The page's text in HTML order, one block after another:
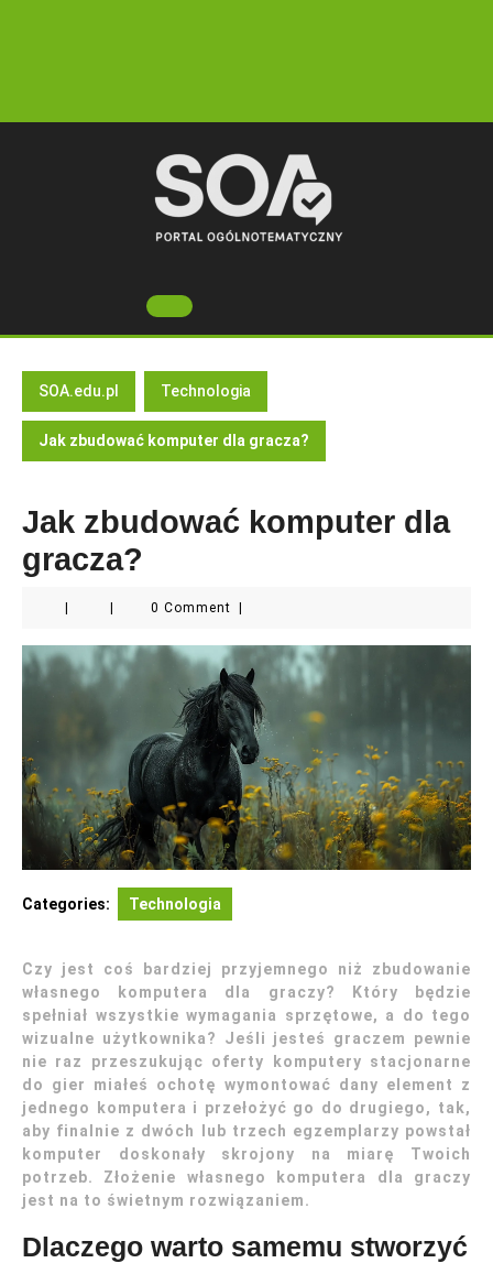
Open
Button
SOA.edu.pl Technologia
Jak zbudować komputer dla gracza?
Jak zbudować komputer dla
gracza?
0 Comment
Categories: Technologia
Czy jest coś bardziej przyjemnego niż zbudowanie
własnego komputera dla graczy? Który będzie
spełniał wszystkie wymagania sprzętowe, a do tego
wizualne użytkownika? Jeśli jesteś graczem pewnie
nie raz przeszukując oferty komputery stacjonarne
do gier miałeś ochotę wymontować dany element z
jednego komputera i przełożyć go do drugiego, tak,
aby finalnie z dwóch lub trzech egzemplarzy powstał
komputer doskonały skrojony na miarę Twoich
potrzeb. Złożenie własnego komputera dla graczy
jest na to świetnym rozwiązaniem.
Dlaczego warto samemu stworzyć